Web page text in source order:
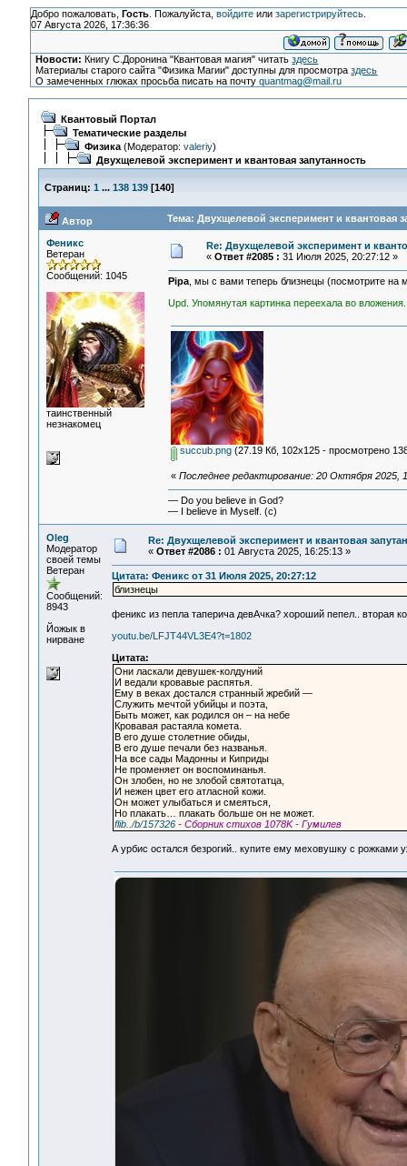
Добро пожаловать, Гость. Пожалуйста, войдитеили зарегистрируйтесь.
07 Августа 2026, 17:36:36
Новости: Книгу С.Доронина "Квантовая магия" читатьздесь
Материалы старого сайта "Физика Магии" доступны для просмотраздесь
О замеченных глюках просьба писать на почтуquantmag@mail.ru
Квантовый Портал
Тематические разделы
Физика (Модератор: valeriy)
Двухщелевой эксперимент и квантовая запутанность
Страниц: 1 ... 138 139 [140]
Автор Тема: Двухщелевой эксперимент и квантовая
Феникс
Ветеран
Сообщений: 1045
таинственный
незнакомец
Re: Двухщелевой эксперимент и
« Ответ #2085 : 31 Июля 2025, 20:27:12 »
Pipa , мы с вами теперь близнецы (посмотрите на
Upd. Упомянутая картинка переехала во вложения.
succub.png (27.19 Кб, 102x125 - просмотрено
« Последнее редактирование: 20 Октября 2025,
— Do you believe in God?
— I believe in Myself. (c)
Oleg
Модератор
своей темы
Ветеран
Сообщений:
8943
Йожык в
нирване
Re: Двухщелевой эксперимент и квантовая
« Ответ #2086 : 01 Августа 2025, 16:25:13 »
Цитата: Феникс от 31 Июля 2025, 20:27:12
близнецы
феникс из пепла таперича девАчка? хороший пепел.. вторая
youtu.be/LFJT44VL3E4?t=1802
Цитата:
Они ласкали девушек-колдуний
И ведали кровавые распятья.
Ему в веках достался странный жребий —
Служить мечтой убийцы и поэта,
Быть может, как родился он – на небе
Кровавая растаяла комета.
В его душе столетние обиды,
В его душе печали без названья.
На все сады Мадонны и Киприды
Не променяет он воспоминанья.
Он злобен, но не злобой святотатца,
И нежен цвет его атласной кожи.
Он может улыбаться и смеяться,
Но плакать… плакать больше он не может.
flib../b/157326 - Сборник стихов 1078K - Гумилев
А урбис остался безрогий.. купите ему меховушку с рожками